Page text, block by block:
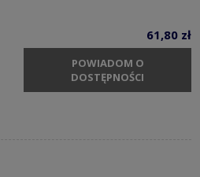
61,80 zł
POWIADOM O
DOSTĘPNOŚCI